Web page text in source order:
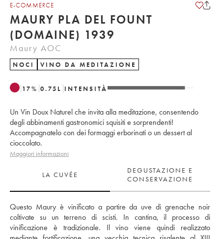
E-COMMERCE
MAURY PLA DEL FOUNT
(DOMAINE) 1939
Maury AOC
NOCI VINO DA MEDITAZIONE
17% 0.75 L INTENSITÀ
Un Vin Doux Naturel che invita alla meditazione, consentendo
degli abbinamenti gastronomici squisiti e sorprendenti!
Accompagnatelo con dei formaggi erborinati o un dessert al
cioccolato.
Maggiori informazioni
LA CUVÉE
DEGUSTAZIONE E
CONSERVAZIONE
Questo Maury è vinificato a partire da uve di grenache noir
coltivate su un terreno di scisti. In cantina, il processo di
vinificazione è tradizionale. Il vino viene quindi realizzato